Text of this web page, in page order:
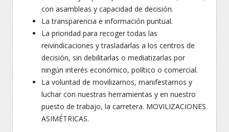
con asambleas y capacidad de decisión.
La transparencia e información puntual.
La prioridad para recoger todas las
reivindicaciones y trasladarlas a los centros de
decisión, sin debilitarlas o mediatizarlas por
ningún interés económico, político o comercial.
La voluntad de movilizarnos, manifestarnos y
luchar con nuestras herramientas y en nuestro
puesto de trabajo, la carretera. MOVILIZACIONES
ASIMÉTRICAS.